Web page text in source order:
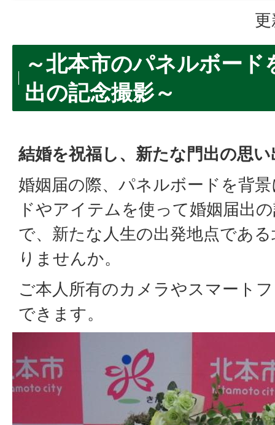
～北本市のパネルボード
出の記念撮影～
結婚を祝福し、新たな門出の思
婚姻届の際、パネルボードを背
ドやアイテムを使って婚姻届出
で、新たな人生の出発地点であ
りませんか。
ご本人所有のカメラやスマート
できます。